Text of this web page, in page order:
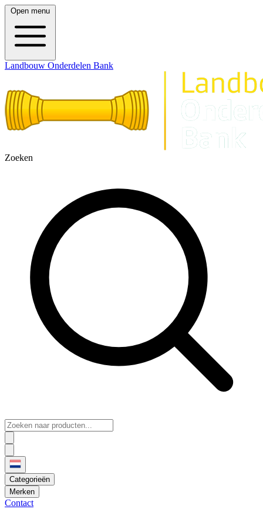
Open menu
Landbouw Onderdelen Bank
Zoeken
Categorieën
Merken
Contact